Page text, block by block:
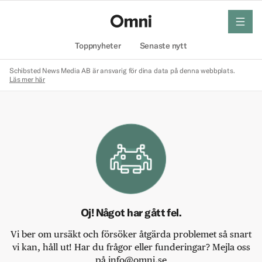
Toppnyheter Senaste nytt
meny
Schibsted News Media AB är ansvarig för dina data på denna webbplats.
Läs mer här
Oj! Något har gått fel.
Vi ber om ursäkt och försöker åtgärda problemet så snart
vi kan, håll ut! Har du frågor eller funderingar? Mejla oss